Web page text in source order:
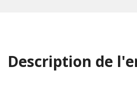
Description de